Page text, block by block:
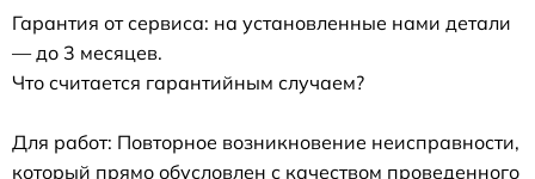
Гарантия от сервиса: на установленные нами детали
— до 3 месяцев.
Что считается гарантийным случаем?
Для работ: Повторное возникновение неисправности,
который прямо обусловлен с качеством проведенного